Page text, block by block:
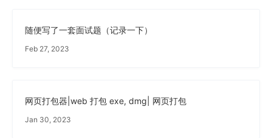
随便写了一套面试题（记录一下）
Feb 27, 2023
网页打包器|web 打包 exe, dmg| 网页打包
Jan 30, 2023